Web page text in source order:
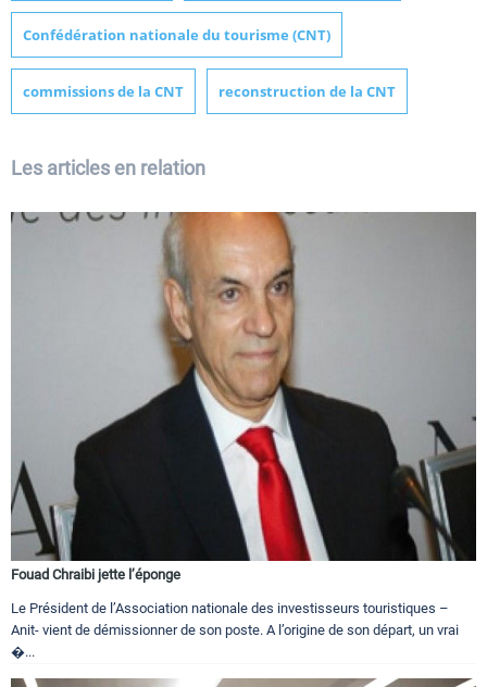
Confédération nationale du tourisme (CNT)
commissions de la CNT reconstruction de la CNT
Les articles en relation
Fouad Chraibi jette l’éponge
Le Président de l’Association nationale des investisseurs touristiques –
Anit- vient de démissionner de son poste. A l’origine de son départ, un vrai
�...